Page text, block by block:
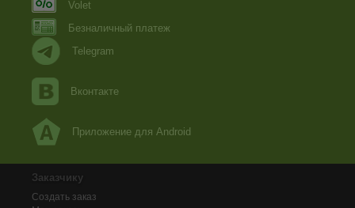
Volet
Безналичный платеж
Telegram
Вконтакте
Приложение для Android
Заказчику
Создать заказ